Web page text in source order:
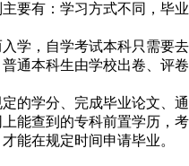
要有：学习方式不同，毕
学，自学考试本科只需要
通本科生由学校出卷、评
的学分、完成毕业论文、
能查到的专科前置学历，
能在规定时间申请毕业。